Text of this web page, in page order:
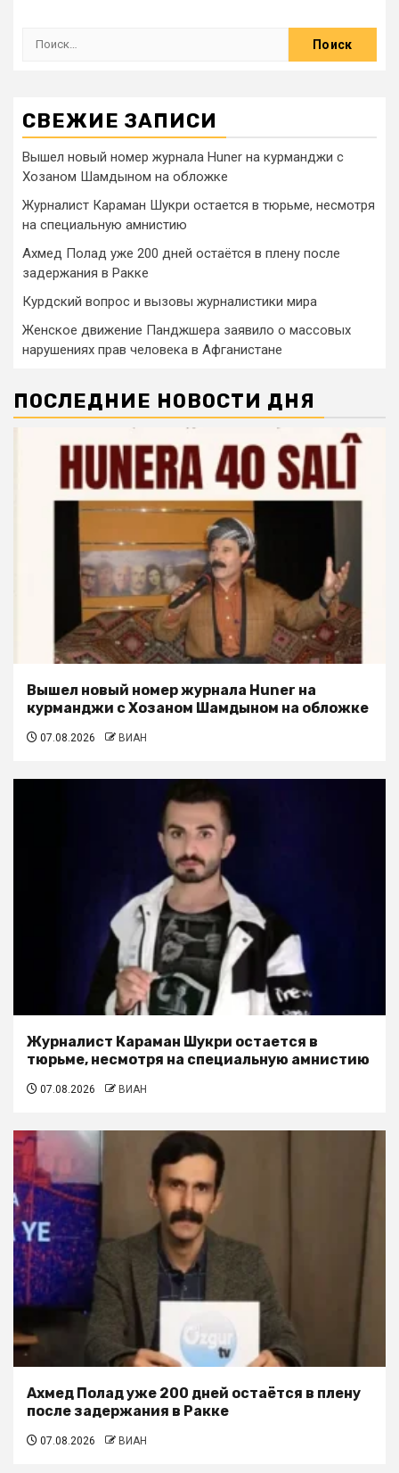
СВЕЖИЕ ЗАПИСИ
Вышел новый номер журнала Huner на курманджи с
Хозаном Шамдыном на обложке
Журналист Караман Шукри остается в тюрьме, несмотря
на специальную амнистию
Ахмед Полад уже 200 дней остаётся в плену после
задержания в Ракке
Курдский вопрос и вызовы журналистики мира
Женское движение Панджшера заявило о массовых
нарушениях прав человека в Афганистане
ПОСЛЕДНИЕ НОВОСТИ ДНЯ
Вышел новый номер журнала Huner на
курманджи с Хозаном Шамдыном на обложке
07.08.2026 ВИАН
Журналист Караман Шукри остается в
тюрьме, несмотря на специальную амнистию
07.08.2026 ВИАН
Ахмед Полад уже 200 дней остаётся в плену
после задержания в Ракке
07.08.2026 ВИАН